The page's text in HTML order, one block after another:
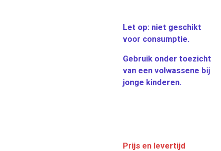
Let op: niet geschikt
voor consumptie.
Gebruik onder toezicht
van een volwassene bij
jonge kinderen.
Prijs en levertijd